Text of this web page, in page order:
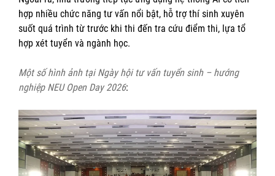
hợp nhiều chức năng tư vấn nổi bật, hỗ trợ thí sinh xuyên
suốt quá trình từ trước khi thi đến tra cứu điểm thi, lựa tổ
hợp xét tuyển và ngành học.
Một số hình ảnh tại Ngày hội tư vấn tuyển sinh – hướng
nghiệp NEU Open Day 2026: